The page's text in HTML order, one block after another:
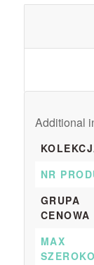
Additional
NR
GRUPA
CENOWA
MAX